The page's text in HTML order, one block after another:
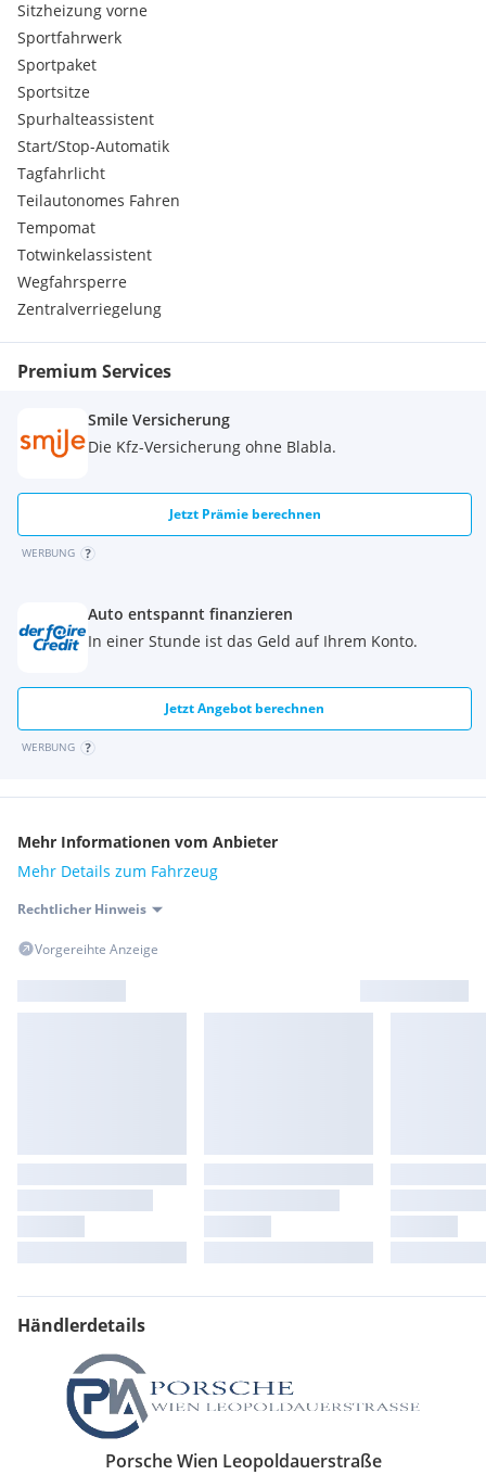
Sitzheizung vorne
Sportfahrwerk
Sportpaket
Sportsitze
Spurhalteassistent
Start/Stop-Automatik
Tagfahrlicht
Teilautonomes Fahren
Tempomat
Totwinkelassistent
Wegfahrsperre
Zentralverriegelung
Premium Services
Smile Versicherung
Die Kfz-Versicherung ohne Blabla.
Jetzt Prämie berechnen
WERBUNG
Auto entspannt finanzieren
In einer Stunde ist das Geld auf Ihrem Konto.
Jetzt Angebot berechnen
WERBUNG
Mehr Informationen vom Anbieter
Mehr Details zum Fahrzeug
Rechtlicher Hinweis
Vorgereihte Anzeige
Händlerdetails
Porsche Wien Leopoldauerstraße